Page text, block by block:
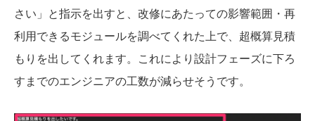
さい」と指示を出すと、改修にあたっての影響範囲・再
利用できるモジュールを調べてくれた上で、超概算見積
もりを出してくれます。これにより設計フェーズに下ろ
すまでのエンジニアの工数が減らせそうです。